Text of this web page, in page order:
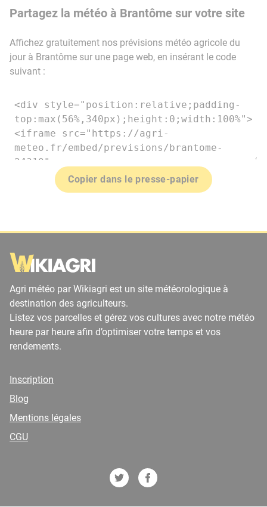
Partagez la météo à Brantôme sur votre site
Affichez gratuitement nos prévisions météo agricole du
jour à Brantôme sur une page web, en insérant le code
suivant :
Copier dans le presse-papier
Agri météo par Wikiagri est un site météorologique à
destination des agriculteurs.
Listez vos parcelles et gérez vos cultures avec notre météo
heure par heure afin d’optimiser votre temps et vos
rendements.
Inscription
Blog
Mentions légales
CGU